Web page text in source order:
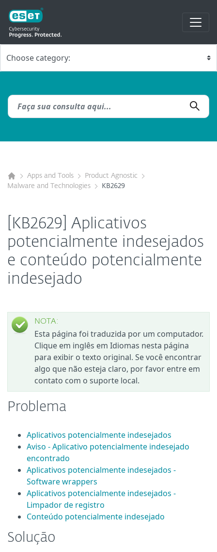
Apps and Tools
Product Agnostic
Malware and Technologies
KB2629
[KB2629] Aplicativos
potencialmente indesejados
e conteúdo potencialmente
indesejado
NOTA:
Esta página foi traduzida por um computador.
Clique em inglês em Idiomas nesta página
para exibir o texto original. Se você encontrar
algo que não esteja claro, por favor entre em
contato com o suporte local.
Problema
Aplicativos potencialmente indesejados
Aviso - Aplicativo potencialmente indesejado
encontrado
Aplicativos potencialmente indesejados -
Software wrappers
Aplicativos potencialmente indesejados -
Limpador de registro
Conteúdo potencialmente indesejado
Solução